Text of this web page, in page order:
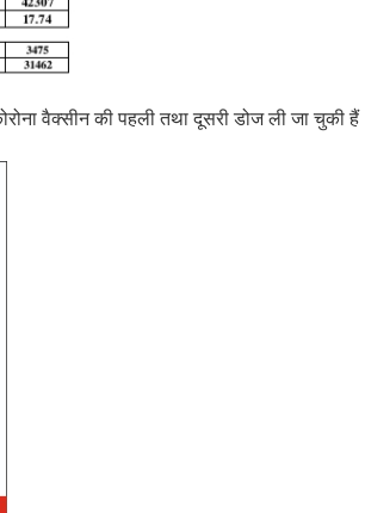
वैक्सीन की पहली तथा दूसरी डोज ली जा चुकी